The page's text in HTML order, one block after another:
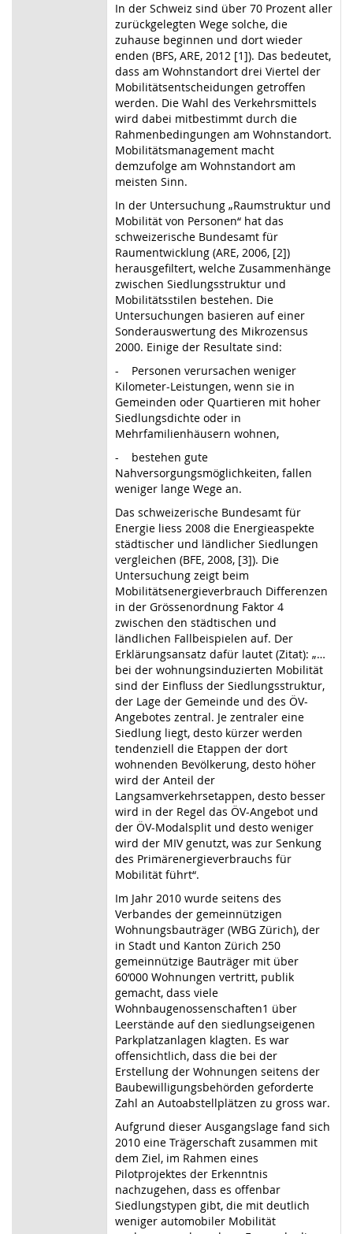
In der Schweiz sind über 70 Prozent aller
zurückgelegten Wege solche, die
zuhause beginnen und dort wieder
enden (BFS, ARE, 2012 [1]). Das bedeutet,
dass am Wohnstandort drei Viertel der
Mobilitätsentscheidungen getroffen
werden. Die Wahl des Verkehrsmittels
wird dabei mitbestimmt durch die
Rahmenbedingungen am Wohnstandort.
Mobilitätsmanagement macht
demzufolge am Wohnstandort am
meisten Sinn.
In der Untersuchung „Raumstruktur und
Mobilität von Personen“ hat das
schweizerische Bundesamt für
Raumentwicklung (ARE, 2006, [2])
herausgefiltert, welche Zusammenhänge
zwischen Siedlungsstruktur und
Mobilitätsstilen bestehen. Die
Untersuchungen basieren auf einer
Sonderauswertung des Mikrozensus
2000. Einige der Resultate sind:
- Personen verursachen weniger
Kilometer-Leistungen, wenn sie in
Gemeinden oder Quartieren mit hoher
Siedlungsdichte oder in
Mehrfamilienhäusern wohnen,
- bestehen gute
Nahversorgungsmöglichkeiten, fallen
weniger lange Wege an.
Das schweizerische Bundesamt für
Energie liess 2008 die Energieaspekte
städtischer und ländlicher Siedlungen
vergleichen (BFE, 2008, [3]). Die
Untersuchung zeigt beim
Mobilitätsenergieverbrauch Differenzen
in der Grössenordnung Faktor 4
zwischen den städtischen und
ländlichen Fallbeispielen auf. Der
Erklärungsansatz dafür lautet (Zitat): „…
bei der wohnungsinduzierten Mobilität
sind der Einfluss der Siedlungsstruktur,
der Lage der Gemeinde und des ÖV-
Angebotes zentral. Je zentraler eine
Siedlung liegt, desto kürzer werden
tendenziell die Etappen der dort
wohnenden Bevölkerung, desto höher
wird der Anteil der
Langsamverkehrsetappen, desto besser
wird in der Regel das ÖV-Angebot und
der ÖV-Modalsplit und desto weniger
wird der MIV genutzt, was zur Senkung
des Primärenergieverbrauchs für
Mobilität führt“.
Im Jahr 2010 wurde seitens des
Verbandes der gemeinnützigen
Wohnungsbauträger (WBG Zürich), der
in Stadt und Kanton Zürich 250
gemeinnützige Bauträger mit über
60‘000 Wohnungen vertritt, publik
gemacht, dass viele
Wohnbaugenossenschaften1 über
Leerstände auf den siedlungseigenen
Parkplatzanlagen klagten. Es war
offensichtlich, dass die bei der
Erstellung der Wohnungen seitens der
Baubewilligungsbehörden geforderte
Zahl an Autoabstellplätzen zu gross war.
Aufgrund dieser Ausgangslage fand sich
2010 eine Trägerschaft zusammen mit
dem Ziel, im Rahmen eines
Pilotprojektes der Erkenntnis
nachzugehen, dass es offenbar
Siedlungstypen gibt, die mit deutlich
weniger automobiler Mobilität